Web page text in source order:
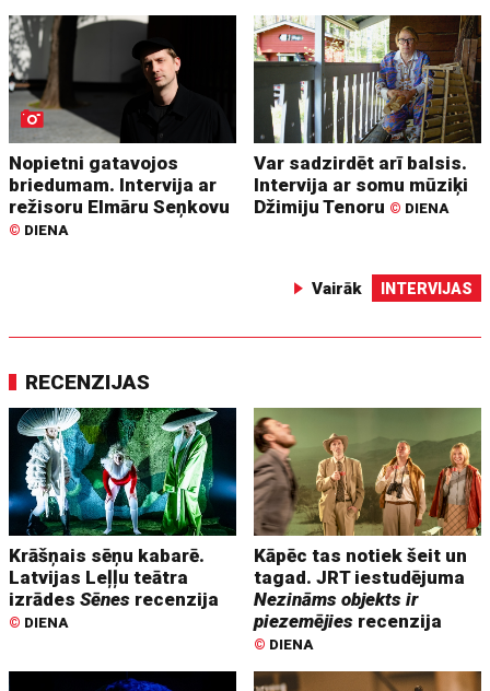
Nopietni gatavojos
briedumam. Intervija ar
režisoru Elmāru Seņkovu
© DIENA
Var sadzirdēt arī balsis.
Intervija ar somu mūziķi
Džimiju Tenoru © DIENA
Vairāk INTERVIJAS
RECENZIJAS
Krāšņais sēņu kabarē.
Latvijas Leļļu teātra
izrādesSēnes recenzija
© DIENA
Kāpēc tas notiek šeit un
tagad. JRT iestudējuma
Nezināms objekts ir
piezemējies recenzija
© DIENA